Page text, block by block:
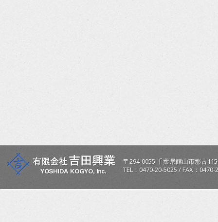
〒294-0055千葉県館山市那古
TEL： 0470-20-5025/ FAX：0470-